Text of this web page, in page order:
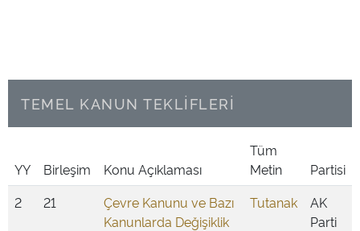
TEMEL KANUN TEKLİFLERİ
YY Birleşim Konu Açıklaması
Tüm
Metin
Partisi
2
21
Çevre Kanunu ve Bazı
Kanunlarda Değişiklik
Tutanak
AK
Parti